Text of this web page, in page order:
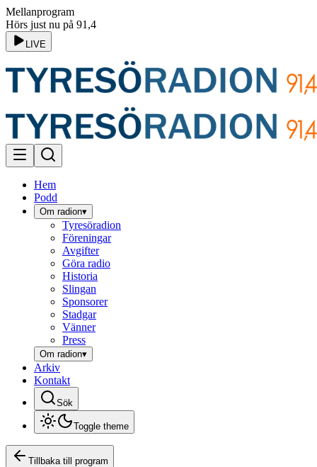
Mellanprogram
Hörs just nu på 91,4
LIVE
Hem
Podd
Om radion▾
Tyresöradion
Föreningar
Avgifter
Göra radio
Historia
Slingan
Sponsorer
Stadgar
Vänner
Press
Om radion▾
Arkiv
Kontakt
Sök
Toggle theme
Tillbaka till program